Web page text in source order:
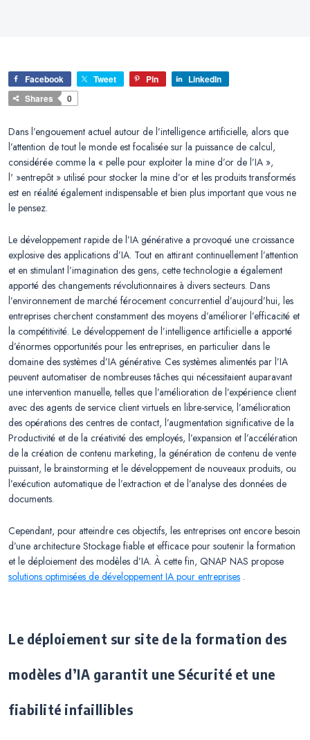
Facebook Tweet Pin
LinkedIn
Shares
0
Dans l’engouement actuel autour de l’intelligence artificielle, alors que
l’attention de tout le monde est focalisée sur la puissance de calcul,
considérée comme la « pelle pour exploiter la mine d’or de l’IA »,
l' »entrepôt » utilisé pour stocker la mine d’or et les produits transformés
est en réalité également indispensable et bien plus important que vous ne
le pensez.
Le développement rapide de l’IA générative a provoqué une croissance
explosive des applications d’IA. Tout en attirant continuellement l’attention
et en stimulant l’imagination des gens, cette technologie a également
apporté des changements révolutionnaires à divers secteurs. Dans
l’environnement de marché férocement concurrentiel d’aujourd’hui, les
entreprises cherchent constamment des moyens d’améliorer l’efficacité et
la compétitivité. Le développement de l’intelligence artificielle a apporté
d’énormes opportunités pour les entreprises, en particulier dans le
domaine des systèmes d’IA générative. Ces systèmes alimentés par l’IA
peuvent automatiser de nombreuses tâches qui nécessitaient auparavant
une intervention manuelle, telles que l’amélioration de l’expérience client
avec des agents de service client virtuels en libre-service, l’amélioration
des opérations des centres de contact, l’augmentation significative de la
Productivité et de la créativité des employés, l’expansion et l’accélération
de la création de contenu marketing, la génération de contenu de vente
puissant, le brainstorming et le développement de nouveaux produits, ou
l’exécution automatique de l’extraction et de l’analyse des données de
documents.
Cependant, pour atteindre ces objectifs, les entreprises ont encore besoin
d’une architecture Stockage fiable et efficace pour soutenir la formation
et le déploiement des modèles d’IA. À cette fin, QNAP NAS propose
solutions optimisées de développement IA pour entreprises .
Le déploiement sur site de la formation des
modèles d’IA garantit une Sécurité et une
fiabilité infaillibles